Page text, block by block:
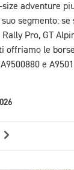
adventure
segmento:
Rally Pro, GT
offriamo le
e